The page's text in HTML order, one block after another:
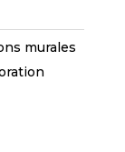
murales